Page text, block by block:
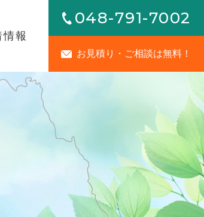
情報
048-791-7002
お見積り・ご相談は無料！